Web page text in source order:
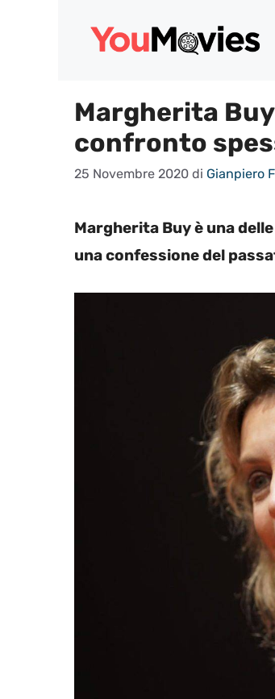
Margherita
confronto
25 Novembre 2020 di Gianpiero
Margherita Buy è una
una confessione del